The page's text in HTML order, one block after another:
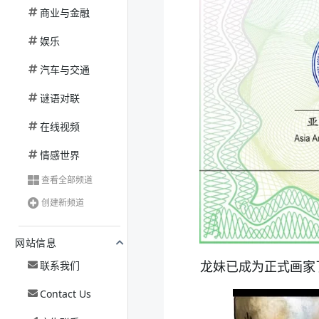
商业与金融
娱乐
汽车与交通
谜语对联
在线视频
情感世界
查看全部频道
创建新频道
网站信息
联系我们
Contact Us
龙妹已成为正式画家